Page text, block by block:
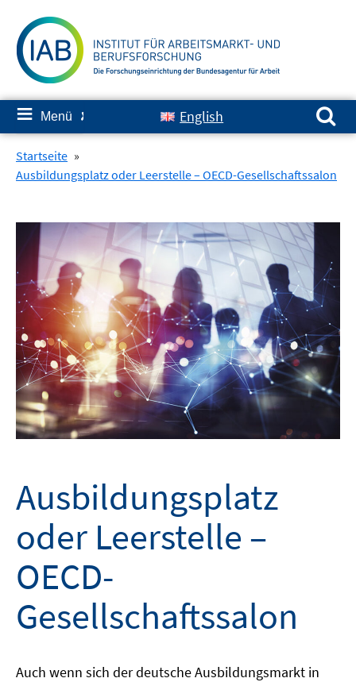
zum
Inhalt
≡ Menü ✘ English
Suchen nach:
Startseite »
Ausbildungsplatz oder Leerstelle – OECD-Gesellschaftssalon
Ausbildungsplatz
oder Leerstelle –
OECD-
Gesellschaftssalon
Auch wenn sich der deutsche Ausbildungsmarkt in